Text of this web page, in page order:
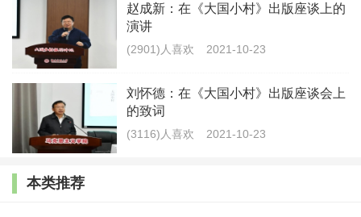
赵成新：在《大国小村》出版座谈上的
演讲
(2901)人喜欢 2021-10-23
刘怀德：在《大国小村》出版座谈会上
的致词
(3116)人喜欢 2021-10-23
本类推荐